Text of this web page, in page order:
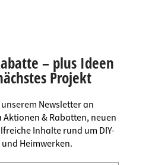
– plus Ideen
Projekt
Newsletter an
& Rabatten, neuen
Inhalte rund um DIY-
Heimwerken.